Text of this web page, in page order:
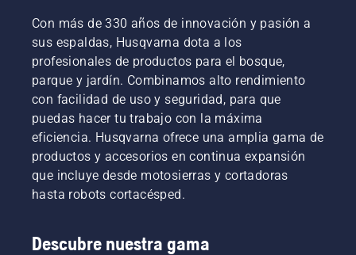
Con más de 330 años de innovación y pasión a
sus espaldas, Husqvarna dota a los
profesionales de productos para el bosque,
parque y jardín. Combinamos alto rendimiento
con facilidad de uso y seguridad, para que
puedas hacer tu trabajo con la máxima
eficiencia. Husqvarna ofrece una amplia gama de
productos y accesorios en continua expansión
que incluye desde motosierras y cortadoras
hasta robots cortacésped.
Descubre nuestra gama